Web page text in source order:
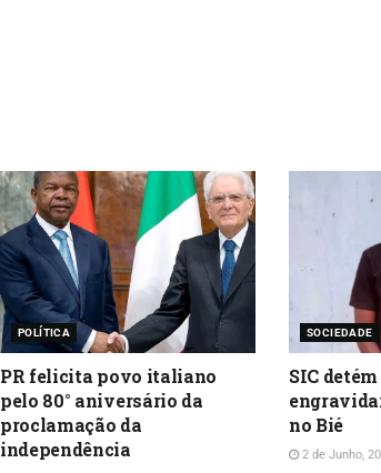
POLÍTICA
PR felicita povo italiano
pelo 80° aniversário da
proclamação da
independência
SOCIEDADE
SIC
no Bié
2 de Junho,